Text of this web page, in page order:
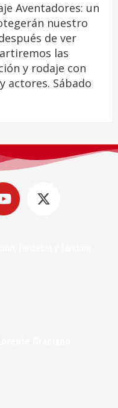
Aventadores: un
nuestro
de ver
las
y rodaje con
actores. Sábado